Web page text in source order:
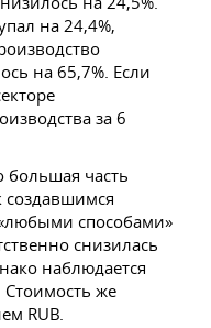
на 24,4%,
на 65,7%. Если
за 6
большая часть
создавшимся
способами»
снизилась
наблюдается
Стоимость же
RUB.